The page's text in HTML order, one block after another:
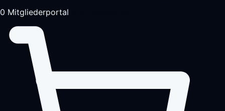
0 Mitgliederportal